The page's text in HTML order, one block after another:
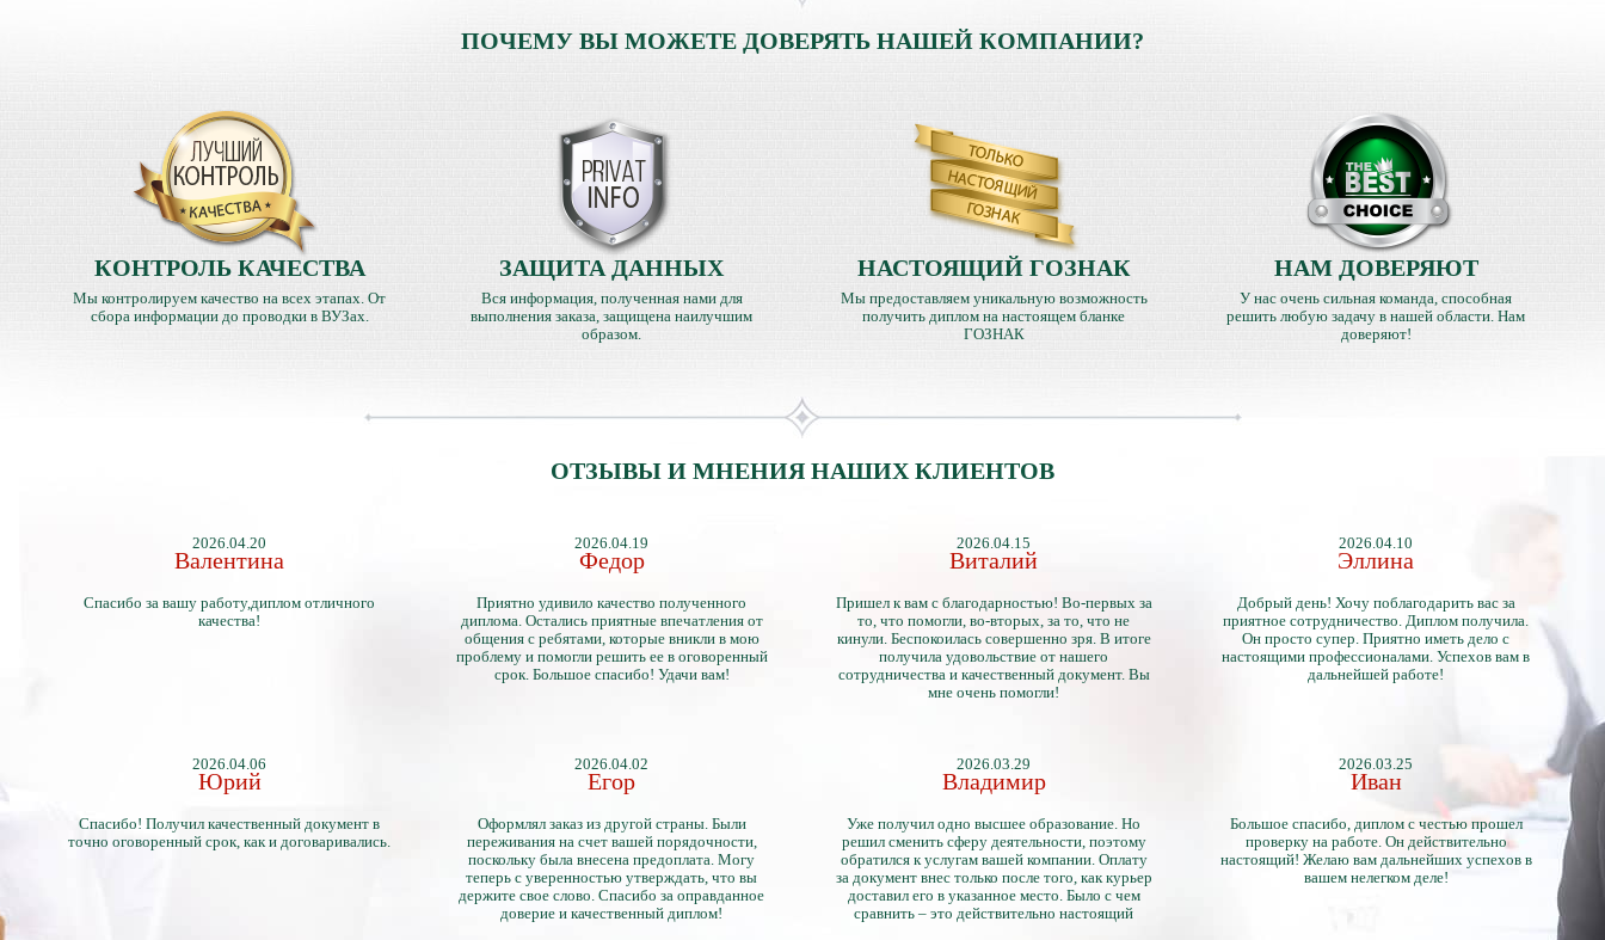
ПОЧЕМУ ВЫ МОЖЕТЕ ДОВЕРЯТЬ НАШЕЙ КОМПАНИИ?
КОНТРОЛЬ КАЧЕСТВА
Мы контролируем качество на всех этапах. От
сбора информации до проводки в ВУЗах.
ЗАЩИТА ДАННЫХ
Вся информация, полученная нами для
выполнения заказа, защищена наилучшим
образом.
НАСТОЯЩИЙ ГОЗНАК
Мы предоставляем уникальную возможность
получить диплом на настоящем бланке
ГОЗНАК
НАМ ДОВЕРЯЮТ
У нас очень сильная команда, способная
решить любую задачу в нашей области. Нам
доверяют!
ОТЗЫВЫ И МНЕНИЯ НАШИХ КЛИЕНТОВ
2026.04.20
Валентина
Спасибо за вашу работу,диплом отличного
качества!
2026.04.19
Федор
Приятно удивило качество полученного
диплома. Остались приятные впечатления от
общения с ребятами, которые вникли в мою
проблему и помогли решить ее в оговоренный
срок. Большое спасибо! Удачи вам!
2026.04.15
Виталий
Пришел к вам с благодарностью! Во-первых за
то, что помогли, во-вторых, за то, что не
кинули. Беспокоилась совершенно зря. В итоге
получила удовольствие от нашего
сотрудничества и качественный документ. Вы
мне очень помогли!
2026.04.10
Эллина
Добрый день! Хочу поблагодарить вас за
приятное сотрудничество. Диплом получила.
Он просто супер. Приятно иметь дело с
настоящими профессионалами. Успехов вам в
дальнейшей работе!
2026.04.06
Юрий
Спасибо! Получил качественный документ в
точно оговоренный срок, как и договаривались.
2026.04.02
Егор
Оформлял заказ из другой страны. Были
переживания на счет вашей порядочности,
поскольку была внесена предоплата. Могу
теперь с уверенностью утверждать, что вы
держите свое слово. Спасибо за оправданное
доверие и качественный диплом!
2026.03.29
Владимир
Уже получил одно высшее образование. Но
решил сменить сферу деятельности, поэтому
обратился к услугам вашей компании. Оплату
за документ внес только после того, как курьер
доставил его в указанное место. Было с чем
сравнить – это действительно настоящий
2026.03.25
Иван
Большое спасибо, диплом с честью прошел
проверку на работе. Он действительно
настоящий! Желаю вам дальнейших успехов в
вашем нелегком деле!